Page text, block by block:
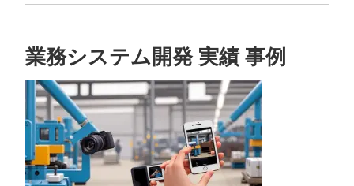
業務システム開発 実績 事例